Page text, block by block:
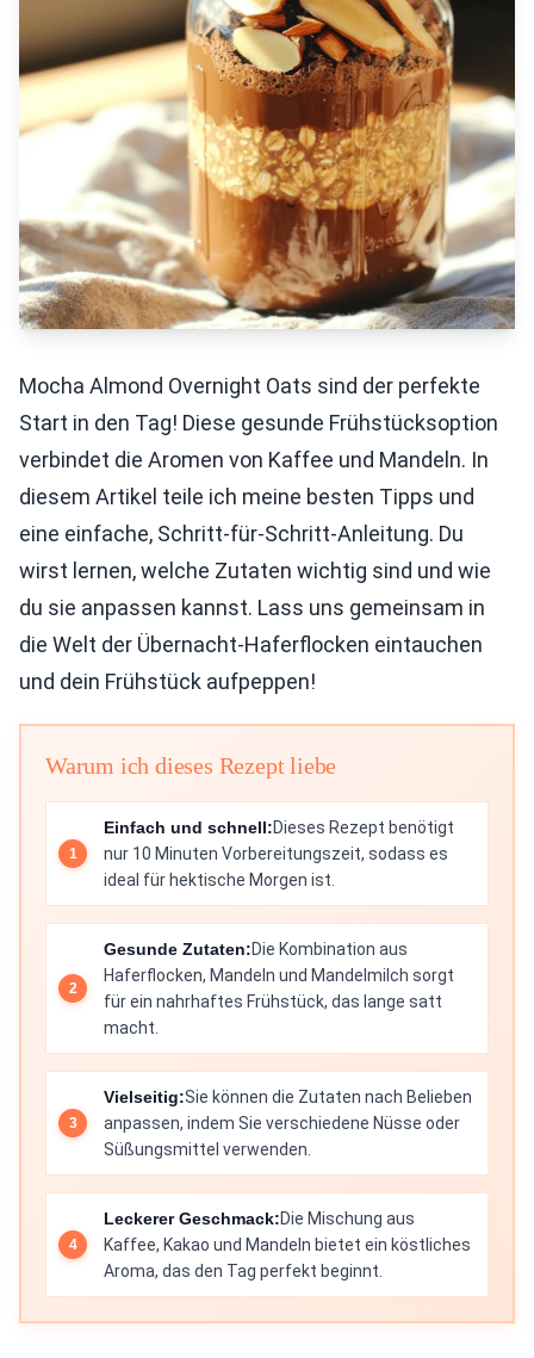
Mocha Almond Overnight Oats sind der perfekte
Start in den Tag! Diese gesunde Frühstücksoption
verbindet die Aromen von Kaffee und Mandeln. In
diesem Artikel teile ich meine besten Tipps und
eine einfache, Schritt-für-Schritt-Anleitung. Du
wirst lernen, welche Zutaten wichtig sind und wie
du sie anpassen kannst. Lass uns gemeinsam in
die Welt der Übernacht-Haferflocken eintauchen
und dein Frühstück aufpeppen!
Warum ich dieses Rezept liebe
Einfach und schnell:Dieses Rezept benötigt
nur 10 Minuten Vorbereitungszeit, sodass es
ideal für hektische Morgen ist.
Gesunde Zutaten:Die Kombination aus
Haferflocken, Mandeln und Mandelmilch sorgt
für ein nahrhaftes Frühstück, das lange satt
macht.
Vielseitig:Sie können die Zutaten nach Belieben
anpassen, indem Sie verschiedene Nüsse oder
Süßungsmittel verwenden.
Leckerer Geschmack:Die Mischung aus
Kaffee, Kakao und Mandeln bietet ein köstliches
Aroma, das den Tag perfekt beginnt.